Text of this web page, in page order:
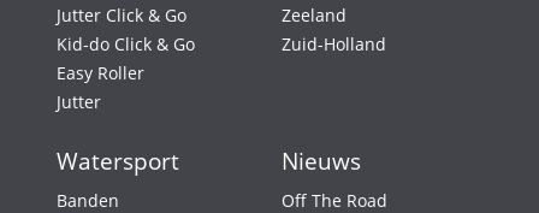
Jutter Click & Go
Kid-do Click & Go
Easy Roller
Jutter
Zeeland
Zuid-Holland
Watersport
Banden
Nieuws
Off The Road